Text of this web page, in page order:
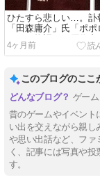
ひたすら悲しい…。訃
「田森庸介」氏「ポポ
ロイス物語」の原作者
4ヶ月前
このブログのここ
ゲー
昔のゲームやイベント
い出を交えながら親し
や思い出話など、ファ
く、記事には写真や
す。